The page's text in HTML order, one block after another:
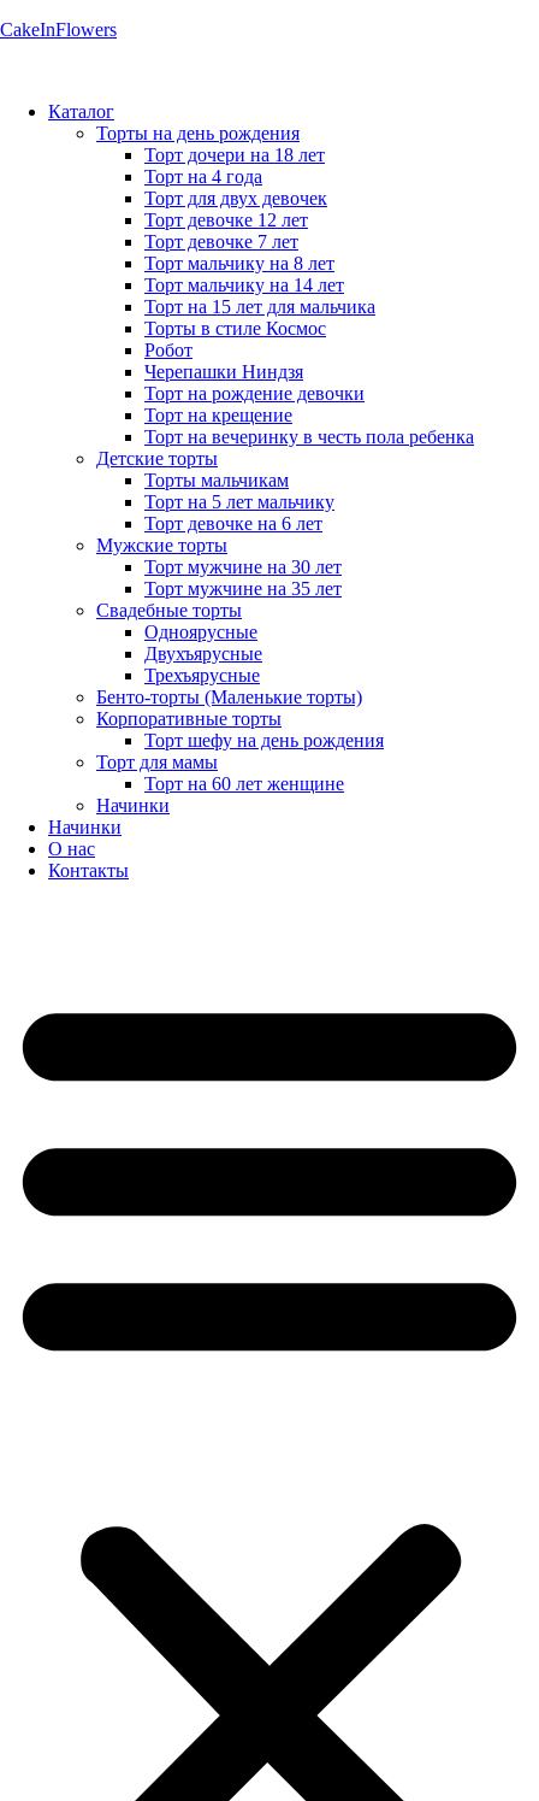
CakeInFlowers
Каталог
Торты на день рождения
Торт дочери на 18 лет
Торт на 4 года
Торт для двух девочек
Торт девочке 12 лет
Торт девочке 7 лет
Торт мальчику на 8 лет
Торт мальчику на 14 лет
Торт на 15 лет для мальчика
Торты в стиле Космос
Робот
Черепашки Ниндзя
Торт на рождение девочки
Торт на крещение
Торт на вечеринку в честь пола ребенка
Детские торты
Торты мальчикам
Торт на 5 лет мальчику
Торт девочке на 6 лет
Мужские торты
Торт мужчине на 30 лет
Торт мужчине на 35 лет
Свадебные торты
Одноярусные
Двухъярусные
Трехъярусные
Бенто-торты (Маленькие торты)
Корпоративные торты
Торт шефу на день рождения
Торт для мамы
Торт на 60 лет женщине
Начинки
Начинки
О нас
Контакты